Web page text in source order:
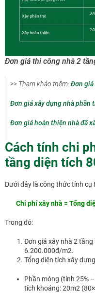
Đơn giá thi công nhà 2
>> Tham khảo thêm:Đơn giá
Đơn giá xây dựng nhà phần
Đơn giá hoàn thiện nhà đã
Cách tính chi
tầng diện tích
Dưới đây là công thức tính cụ
Chi phí xây nhà = Tổng
Trong đó:
Đơn giá xây nhà 2
6.200.000đ/m2.
Tổng diện tích xây
Phần móng (tính 25%
tích khoảng: 20m2